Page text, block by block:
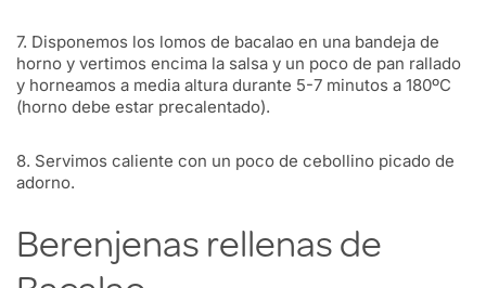
7. Disponemos los lomos de bacalao en una bandeja de
horno y vertimos encima la salsa y un poco de pan rallado
y horneamos a media altura durante 5-7 minutos a 180ºC
(horno debe estar precalentado).
8. Servimos caliente con un poco de cebollino picado de
adorno.
Berenjenas rellenas de